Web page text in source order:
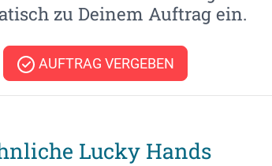
zu Deinem Auftrag ein.
AUFTRAG VERGEBEN
Lucky Hands